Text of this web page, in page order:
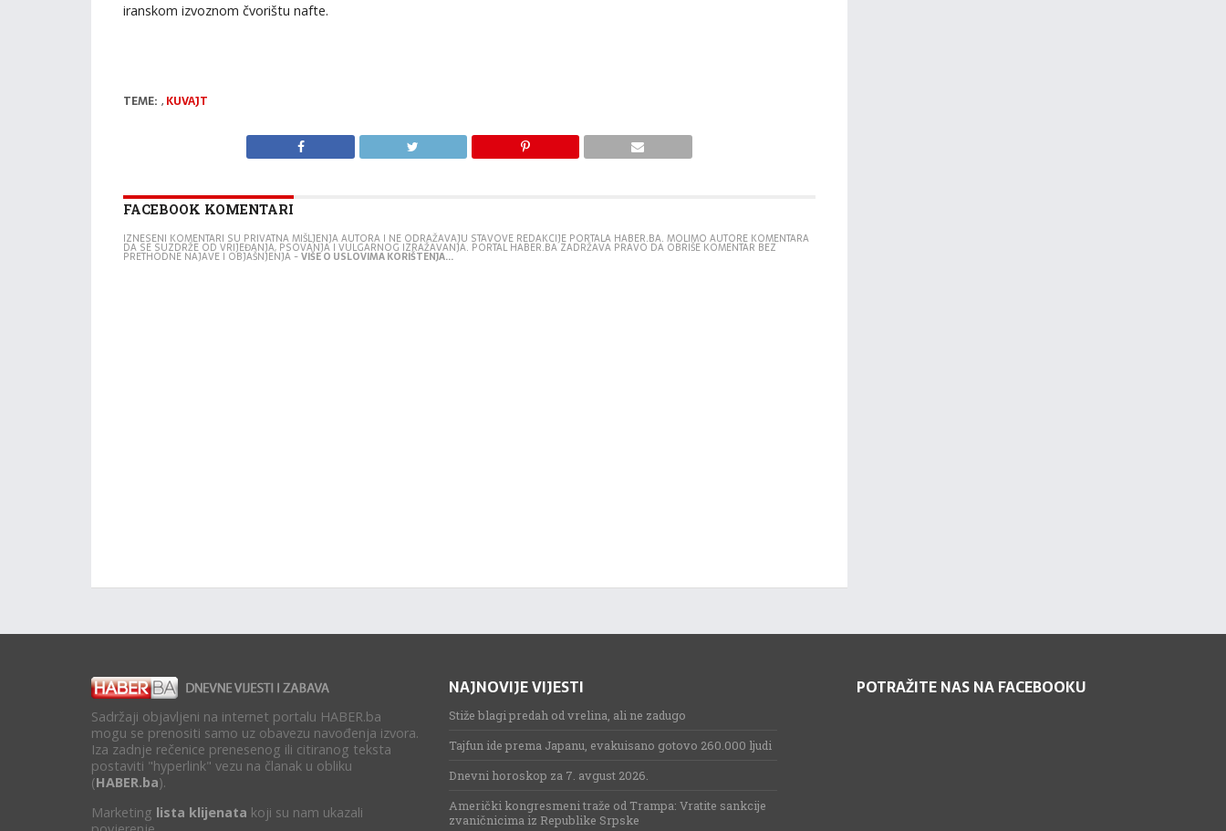
iranskom izvoznom čvorištu nafte.
TEME: , KUVAJT
FACEBOOK KOMENTARI
IZNESENI KOMENTARI SU PRIVATNA MIŠLJENJA AUTORA I NE ODRAŽAVAJU STAVOVE REDAKCIJE PORTALA HABER.BA. MOLIMO AUTORE KOMENTARA
DA SE SUZDRŽE OD VRIJEĐANJA, PSOVANJA I VULGARNOG IZRAŽAVANJA. PORTAL HABER.BA ZADRŽAVA PRAVO DA OBRIŠE KOMENTAR BEZ
PRETHODNE NAJAVE I OBJAŠNJENJA -VIŠE O USLOVIMA KORIŠTENJA...
Sadržaji objavljeni na internet portalu HABER.ba
mogu se prenositi samo uz obavezu navođenja izvora.
Iza zadnje rečenice prenesenog ili citiranog teksta
postaviti "hyperlink" vezu na članak u obliku
(HABER.ba).
Marketing lista klijenata koji su nam ukazali
NAJNOVIJE VIJESTI
Stiže blagi predah od vrelina, ali ne zadugo
Tajfun ide prema Japanu, evakuisano gotovo 260.000 ljudi
Dnevni horoskop za 7. avgust 2026.
Američki kongresmeni traže od Trampa: Vratite sankcije
zvaničnicima iz Republike Srpske
POTRAŽITE NAS NA FACEBOOKU